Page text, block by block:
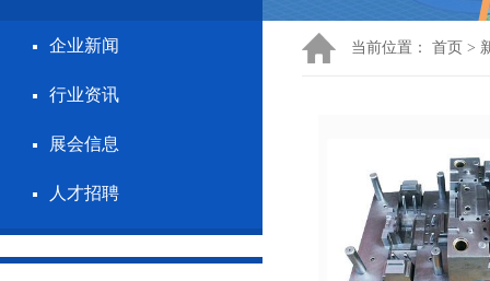
企业新闻
行业资讯
展会信息
人才招聘
当前位置： 首页 >